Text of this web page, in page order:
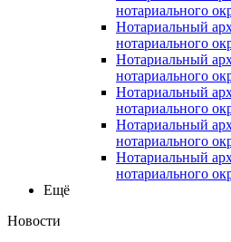
нотариального
Нотариальный
нотариального
Нотариальный
нотариального
Нотариальный
нотариального
Нотариальный
нотариального
Нотариальный
нотариального
Ещё
Новости